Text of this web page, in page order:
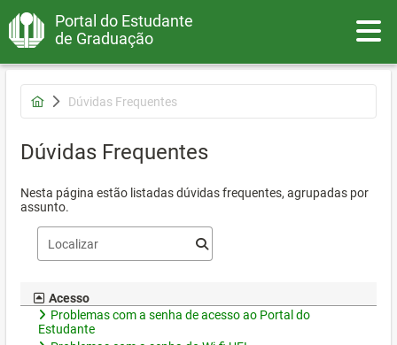
Portal do Estudante
de Graduação
Dúvidas Frequentes
Dúvidas Frequentes
Nesta página estão listadas dúvidas frequentes, agrupadas por
assunto.
Acesso
Problemas com a senha de acesso ao Portal do
Estudante